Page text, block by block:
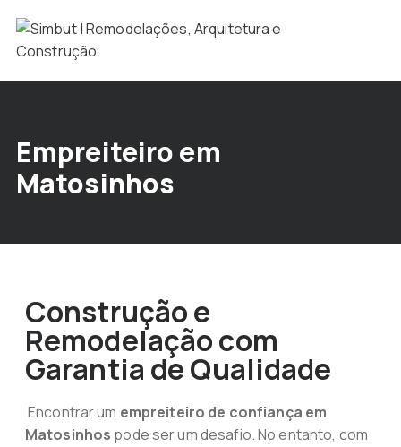
Empreiteiro em
Matosinhos
Construção e
Remodelação com
Garantia de Qualidade
Encontrar um empreiteiro de confiança em
Matosinhos pode ser um desafio. No entanto, com